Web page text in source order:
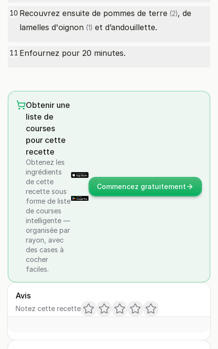
10 Recouvrez ensuite de pommes de terre (2), de
lamelles d'oignon (1) et d’andouillette.
11 Enfournez pour 20 minutes.
Obtenir une
liste de
courses
pour cette
recette
Obtenez les
ingrédients
de cette
recette sous
forme de liste
de courses
intelligente —
organisée par
rayon, avec
des cases à
cocher
faciles.
Commencez gratuitement
Avis
Notez cette recette